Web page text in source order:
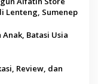
Lenteng, Sumenep
Batasi Usia
Review, dan